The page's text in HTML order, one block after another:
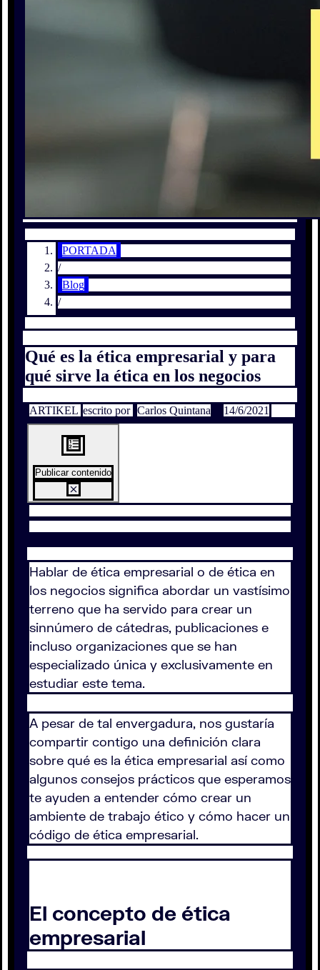
PORTADA
/
Blog
/
Qué es la ética empresarial y para
qué sirve la ética en los negocios
ARTIKEL escrito por Carlos Quintana 14/6/2021
Publicar contenido
Hablar de ética empresarial o de ética en
los negocios significa abordar un vastísimo
terreno que ha servido para crear un
sinnúmero de cátedras, publicaciones e
incluso organizaciones que se han
especializado única y exclusivamente en
estudiar este tema.
A pesar de tal envergadura, nos gustaría
compartir contigo una definición clara
sobre qué es la ética empresarial así como
algunos consejos prácticos que esperamos
te ayuden a entender cómo crear un
ambiente de trabajo ético y cómo hacer un
código de ética empresarial.
El concepto de ética
empresarial